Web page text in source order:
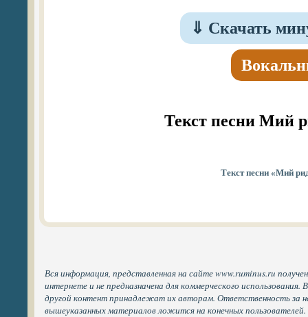
⇓ Скачать
Текст песни Мий
Текст песни «Мий
Вся информация, представленная на сайте www.ruminus.ru
интернете и не предназначена для коммерческого
другой контент принадлежат их авторам. Ответственность за
вышеуказанных материалов ложится на конечных пользователей.